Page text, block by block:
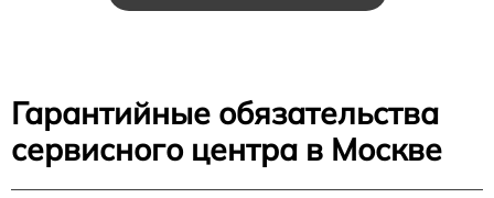
Гарантийные обязательства
сервисного центра в Москве